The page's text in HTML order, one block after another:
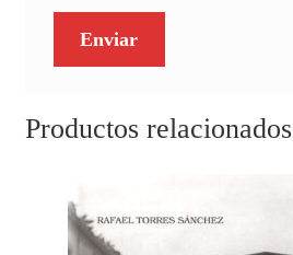
Productos relacionados